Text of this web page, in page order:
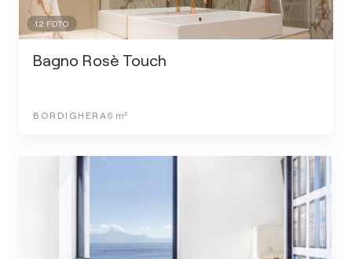
12 FOTO
Bagno Rosè Touch
BORDIGHERA 6 m²